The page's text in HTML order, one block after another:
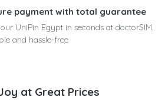
payment with total guarantee
UniPin Egypt in seconds at doctorSIM.
and hassle-free
at Great Prices